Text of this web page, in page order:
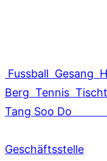
Fussball Gesang
Berg Tennis
Tang Soo Do
Geschäftsstelle